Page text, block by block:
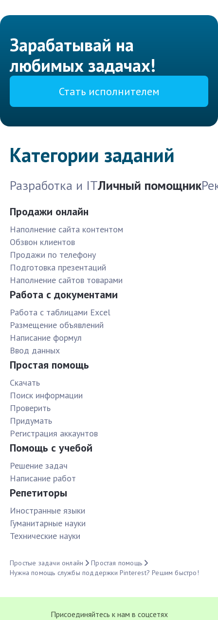
Зарабатывай на
любимых задачах!
Стать исполнителем
Категории заданий
Разработка и ITЛичный помощник
Продажи онлайн
Наполнение сайта контентом
Обзвон клиентов
Продажи по телефону
Подготовка презентаций
Наполнение сайтов товарами
Работа с документами
Работа с таблицами Excel
Размещение объявлений
Написание формул
Ввод данных
Простая помощь
Скачать
Поиск информации
Проверить
Придумать
Pегистрация аккаунтов
Помощь с учебой
Решение задач
Написание работ
Репетиторы
Иностранные языки
Гуманитарные науки
Технические науки
Простые задачи онлайн
Простая помощь
Нужна помощь службы поддержки Pinterest? Решим быстро!
Присоединяйтесь к нам в соцсетях